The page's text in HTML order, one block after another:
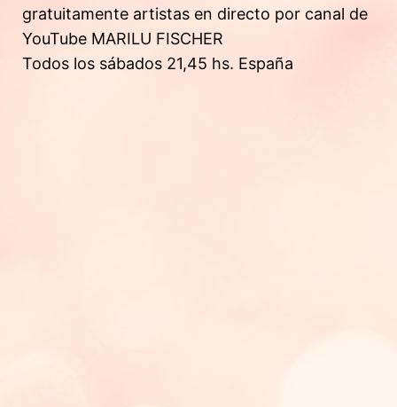
gratuitamente artistas en directo por canal de
YouTube MARILU FISCHER
Todos los sábados 21,45 hs. España